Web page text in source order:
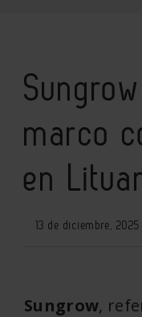
marco
en
13 de diciembre, 2025
Sungrow,